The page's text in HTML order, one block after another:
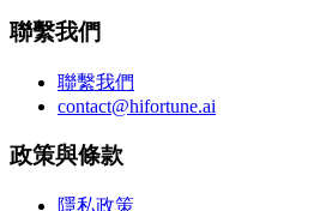
聯繫我們
聯繫我們
contact@hifortune.ai
政策與條款
隱私政策